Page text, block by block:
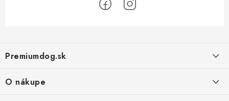
p
ä
Premiumdog.sk
O nákupe